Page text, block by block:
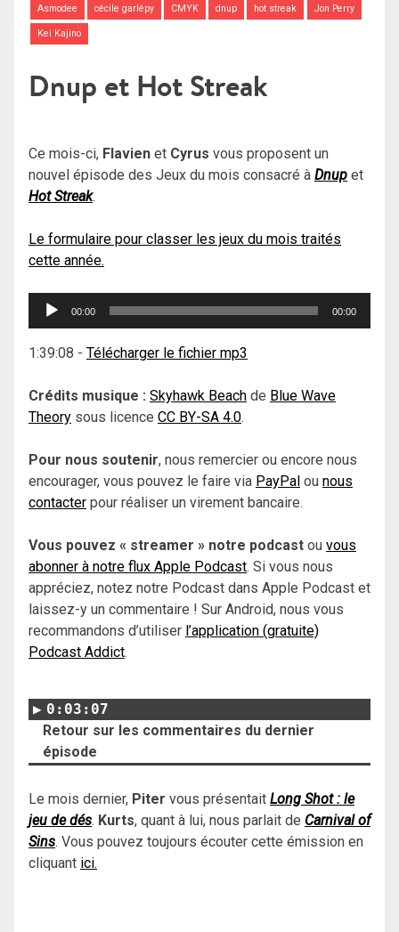
Asmodee cécile garlépy CMYK dnup hot streak Jon Perry
Kei Kajino
Dnup et Hot Streak
Ce mois-ci, Flavien et Cyrus vous proposent un
nouvel épisode des Jeux du mois consacré à Dnup et
Hot Streak.
Le formulaire pour classer les jeux du mois traités
cette année.
Lecteur
00:00 00:00
1:39:08 - Télécharger le fichier mp3
Crédits musique : Skyhawk Beach de Blue Wave
Theory sous licence CC BY-SA 4.0.
Pour nous soutenir, nous remercier ou encore nous
encourager, vous pouvez le faire via PayPal ou nous
contacter pour réaliser un virement bancaire.
Vous pouvez « streamer » notre podcast ou vous
abonner à notre flux Apple Podcast. Si vous nous
appréciez, notez notre Podcast dans Apple Podcast et
laissez-y un commentaire ! Sur Android, nous vous
recommandons d’utiliser l’application (gratuite)
Podcast Addict.
0:03:07
Retour sur les commentaires du dernier
épisode
Le mois dernier, Piter vous présentait Long Shot : le
jeu de dés. Kurts, quant à lui, nous parlait de Carnival of
Sins. Vous pouvez toujours écouter cette émission en
cliquant ici.